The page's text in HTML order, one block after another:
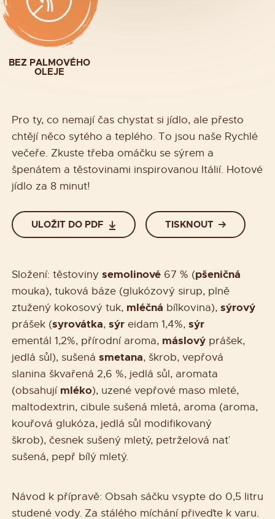
BEZ PALMOVÉHO
OLEJE
Pro ty, co nemají čas chystat si jídlo, ale přesto
chtějí něco sytého a teplého. To jsou naše Rychlé
večeře. Zkuste třeba omáčku se sýrem a
špenátem a těstovinami inspirovanou Itálií. Hotové
jídlo za 8 minut!
ULOŽIT DO PDF TISKNOUT
Složení: těstoviny semolinové 67 % (pšeničná
mouka), tuková báze (glukózový sirup, plně
ztužený kokosový tuk, mléčná bílkovina), sýrový
prášek (syrovátka, sýr eidam 1,4%, sýr
ementál 1,2%, přírodní aroma, máslový prášek,
jedlá sůl), sušená smetana, škrob, vepřová
slanina škvařená 2,6 %, jedlá sůl, aromata
(obsahují mléko), uzené vepřové maso mleté,
maltodextrin, cibule sušená mletá, aroma (aroma,
kouřová glukóza, jedlá sůl modifikovaný
škrob), česnek sušený mletý, petrželová nať
sušená, pepř bílý mletý.
Návod k přípravě: Obsah sáčku vsypte do 0,5 litru
studené vody. Za stálého míchání přiveďte k varu.